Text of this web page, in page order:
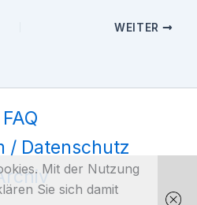
WEITER
FAQ
/ Datenschutz
Mit der Nutzung
Sie sich damit